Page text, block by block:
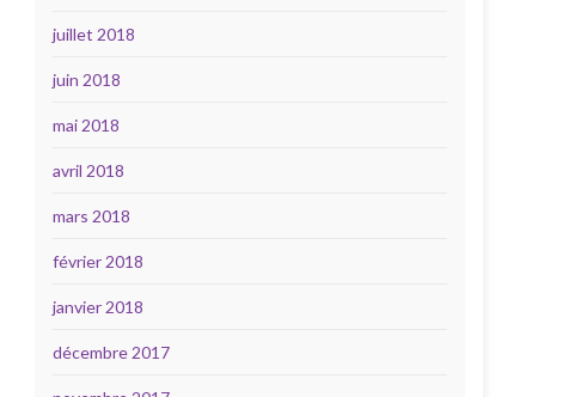
juillet 2018
juin 2018
mai 2018
avril 2018
mars 2018
février 2018
janvier 2018
décembre 2017